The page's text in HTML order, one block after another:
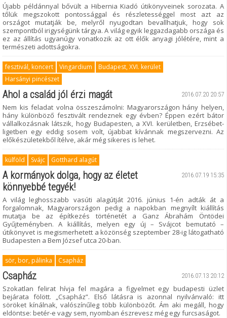
Újabb példánnyal bővült a Hibernia Kiadó útikönyveinek sorozata. A
tőlük megszokott pontossággal és részletességgel most azt az
országot mutatják be, melyről nyugodtan bevallhatjuk, hogy sok
szempontból irigységünk tárgya. A világ egyik leggazdagabb országa és
ez az állítás ugyanúgy vonatkozik az ott élők anyagi jólétére, mint a
természeti adottságokra.
fesztivál, koncert Vingardium
Budapest, XVI. kerület
Harsányi pincészet
2016.07.20 20:57
Ahol a család jól érzi magát
Nem kis feladat volna összeszámolni: Magyarországon hány helyen,
hány különböző fesztivált rendeznek egy évben? Éppen ezért bátor
vállalkozásnak látszik, hogy Budapesten, a XVI. kerületben, Erzsébet-
ligetben egy eddig sosem volt, újabbat kívánnak megszervezni. Az
előkészületekből ítélve, akár még sikeres is lehet.
külföld Svájc Gotthard alagút
2016.07.19 15:35
A kormányok dolga, hogy az életet
könnyebbé tegyék!
A világ leghosszabb vasúti alagútját 2016. június 1-én adták át a
forgalomnak, Magyarországon pedig a napokban megnyílt kiállítás
mutatja be az építkezés történetét a Ganz Ábrahám Öntödei
Gyűjteményben. A kiállítás, melyen egy új – Svájcot bemutató –
útikönyvet is megismerhetett a közönség szeptember 28-ig látogatható
Budapesten a Bem József utca 20-ban.
sör, bor, pálinka Csapház
2016.07.13 20:12
Csapház
Szokatlan felirat hívja fel magára a figyelmet egy budapesti üzlet
bejárata fölött. „Csapház”. Első látásra is azonnal nyilvánvaló: itt
söröket kínálnak, valószínűleg több különbözőt. Ám aki megáll, hogy
eldöntse: betér-e vagy sem, nyomban észrevesz még egy furcsaságot.